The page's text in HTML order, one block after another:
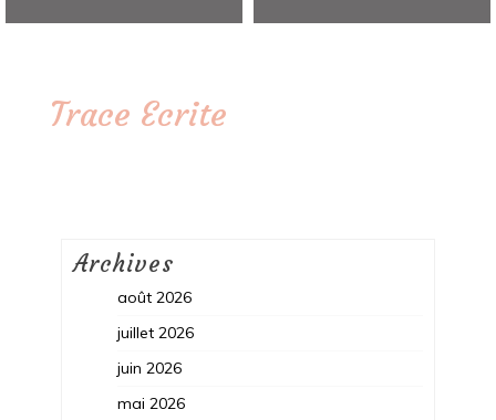
Trace Ecrite
Archives
août 2026
juillet 2026
juin 2026
mai 2026